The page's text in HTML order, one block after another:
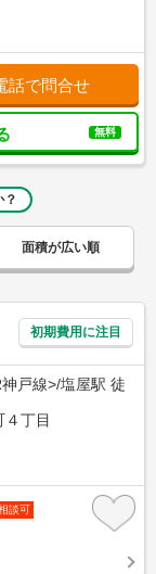
話で問合せ
無料
？
面積が広い順
初期費用に注目
戸線>/塩屋駅 徒
丁目
談可